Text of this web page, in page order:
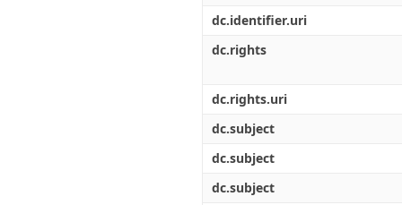
dc.identifier.uri
dc.rights
dc.rights.uri
dc.subject
dc.subject
dc.subject